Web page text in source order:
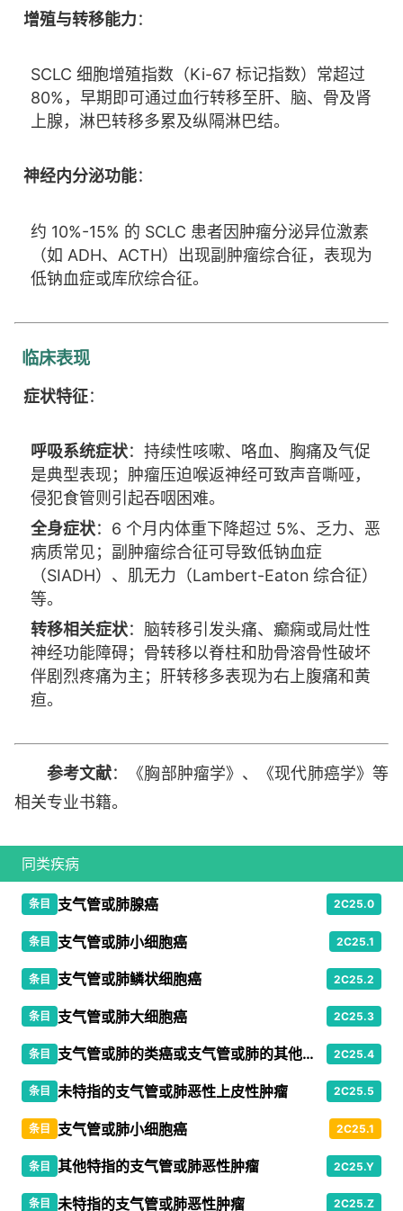
增殖与转移能力：
SCLC 细胞增殖指数（Ki-67 标记指数）常超过
80%，早期即可通过血行转移至肝、脑、骨及肾
上腺，淋巴转移多累及纵隔淋巴结。
神经内分泌功能：
约 10%-15% 的 SCLC 患者因肿瘤分泌异位激素
（如 ADH、ACTH）出现副肿瘤综合征，表现为
低钠血症或库欣综合征。
临床表现
症状特征：
呼吸系统症状：持续性咳嗽、咯血、胸痛及气促
是典型表现；肿瘤压迫喉返神经可致声音嘶哑，
侵犯食管则引起吞咽困难。
全身症状：6 个月内体重下降超过 5%、乏力、恶
病质常见；副肿瘤综合征可导致低钠血症
（SIADH）、肌无力（Lambert-Eaton 综合征）
等。
转移相关症状：脑转移引发头痛、癫痫或局灶性
神经功能障碍；骨转移以脊柱和肋骨溶骨性破坏
伴剧烈疼痛为主；肝转移多表现为右上腹痛和黄
疸。
参考文献：《胸部肿瘤学》、《现代肺癌学》等
相关专业书籍。
同类疾病
条目 支气管或肺腺癌 2C25.0
条目 支气管或肺小细胞癌 2C25.1
条目 支气管或肺鳞状细胞癌 2C25.2
条目 支气管或肺大细胞癌 2C25.3
条目 支气管或肺的类癌或支气管或肺的其他恶性神经内分泌肿瘤 2C25.4
条目 未特指的支气管或肺恶性上皮性肿瘤 2C25.5
条目 支气管或肺小细胞癌 2C25.1
条目 其他特指的支气管或肺恶性肿瘤 2C25.Y
条目 未特指的支气管或肺恶性肿瘤 2C25.Z